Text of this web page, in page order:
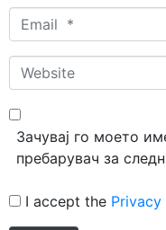
Email
*
Website
Зачувај го моето
пребарувач за
I accept the